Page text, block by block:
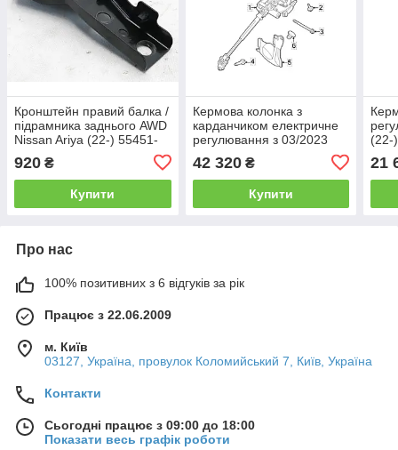
Кронштейн правий балка /
підрамника заднього AWD
Nissan Ariya (22-) 55451-
920 ₴
Купити
Кермова колонка з
карданчиком електричне
регулювання з 03/2023
Nissan Ariya (22-) 48805-
5MP1B
42 320₴
Купити
(22-
21
Про нас
100% позитивних з 6 відгуків за рік
Працює з 22.06.2009
м. Київ
03127, Україна, провулок Коломийський 7, Київ, Україна
Контакти
Сьогодні працює з 09:00 до 18:00
Показати весь графік роботи